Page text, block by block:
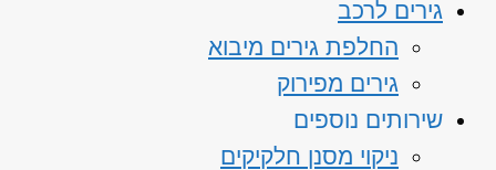
גירים לרכב
החלפת גירים מיבוא
גירים מפירוק
שירותים נוספים
ניקוי מסנן חלקיקים